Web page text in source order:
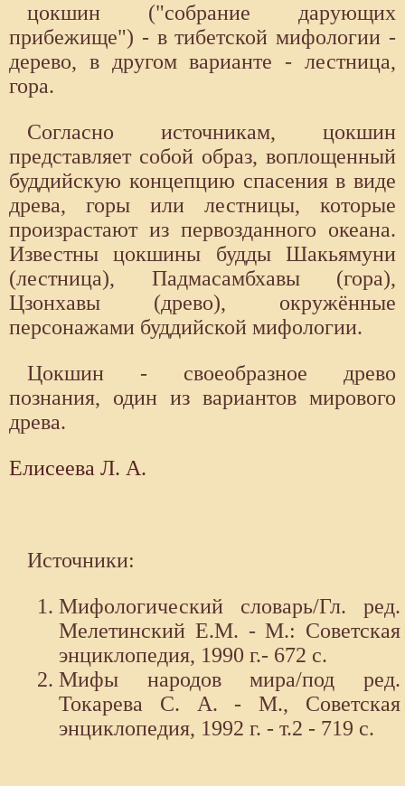
цокшин ("собрание дарующих
прибежище") - в тибетской мифологии -
дерево, в другом варианте - лестница,
гора.
Согласно источникам, цокшин
представляет собой образ, воплощенный
буддийскую концепцию спасения в виде
древа, горы или лестницы, которые
произрастают из первозданного океана.
Известны цокшины будды Шакьямуни
(лестница), Падмасамбхавы (гора),
Цзонхавы (древо), окружённые
персонажами буддийской мифологии.
Цокшин - своеобразное древо
познания, один из вариантов мирового
древа.
Елисеева Л. А.
Источники:
Мифологический словарь/Гл. ред.
Мелетинский Е.М. - М.: Советская
энциклопедия, 1990 г.- 672 с.
Мифы народов мира/под ред.
Токарева С. А. - М., Советская
энциклопедия, 1992 г. - т.2 - 719 с.